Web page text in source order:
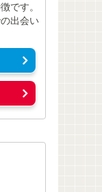
です。
出会い